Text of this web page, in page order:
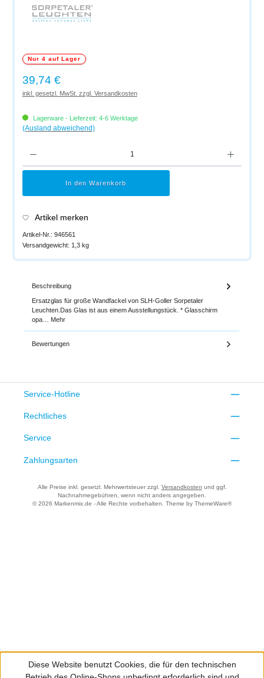
Nur 4 auf Lager
Regulärer Preis:
39,74 €
inkl. gesetzl. MwSt. zzgl. Versandkosten
Lagerware - Lieferzeit: 4-6 Werktage
(Ausland abweichend)
In den Warenkorb
Artikel merken
Artikel-Nr.: 946561
Versandgewicht: 1,3 kg
Beschreibung
Ersatzglas für große Wandfackel von SLH-Goller Sorpetaler
Leuchten.Das Glas ist aus einem Ausstellungstück. * Glasschirm
opa… Mehr
Bewertungen
Service-Hotline
Rechtliches
Service
Zahlungsarten
Alle Preise inkl. gesetzl. Mehrwertsteuer zzgl. Versandkosten und ggf.
Nachnahmegebühren, wenn nicht anders angegeben.
© 2026 Markenmix.de - Alle Rechte vorbehalten. Theme by ThemeWare®
Diese Website benutzt Cookies, die für den technischen